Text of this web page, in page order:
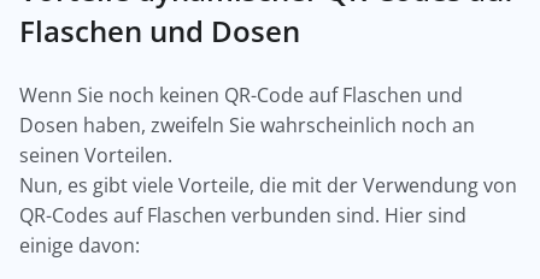
Flaschen und Dosen
Wenn Sie noch keinen QR-Code auf Flaschen und
Dosen haben, zweifeln Sie wahrscheinlich noch an
seinen Vorteilen.
Nun, es gibt viele Vorteile, die mit der Verwendung von
QR-Codes auf Flaschen verbunden sind. Hier sind
einige davon: